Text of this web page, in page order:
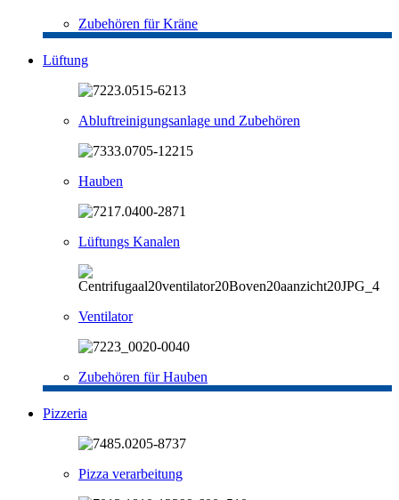
Zubehören für Kräne
Lüftung
Abluftreinigungsanlage und Zubehören
Hauben
Lüftungs Kanalen
Ventilator
Zubehören für Hauben
Pizzeria
Pizza verarbeitung